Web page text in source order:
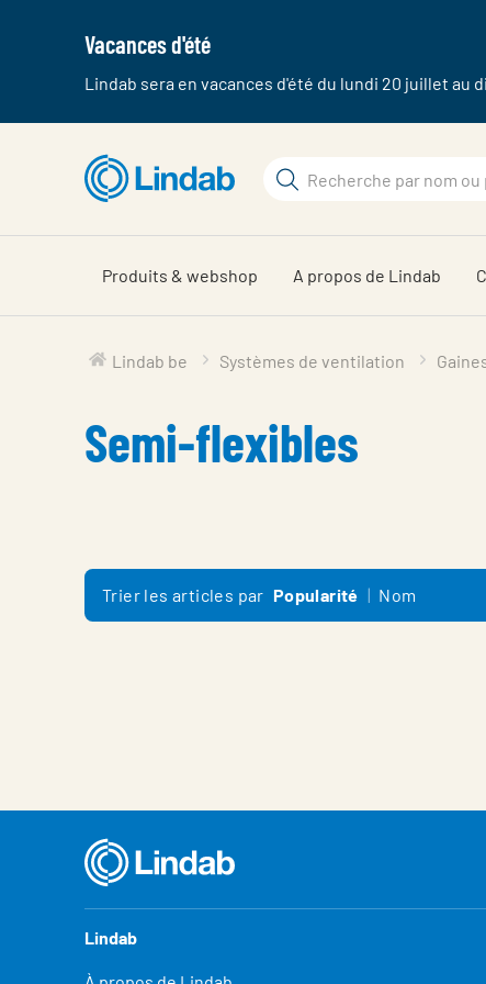
Vacances d'été
Lindab sera en vacances d'été du lundi 20 juillet au
principal
Rechercher
sur
Produits & webshop A propos de Lindab
Lindab be Systèmes de ventilation
Semi-flexibles
Trier les articles par Popularité Nom
Lindab